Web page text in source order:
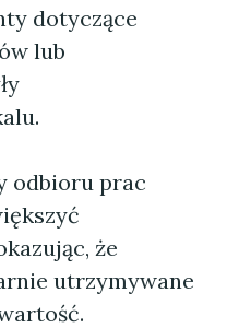
dotyczące
lub
odbioru prac
że
utrzymywane